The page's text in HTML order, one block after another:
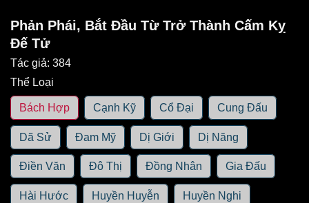
Phản Phái, Bắt Đầu Từ Trở Thành Cấm Kỵ
Đế Tử
Tác giả: 384
Thể Loại
Bách Hợp Cạnh Kỹ Cổ Đại Cung Đấu
Dã Sử Đam Mỹ Dị Giới Dị Năng
Điền Văn Đô Thị Đồng Nhân Gia Đấu
Hài Hước Huyền Huyễn Huyền Nghi